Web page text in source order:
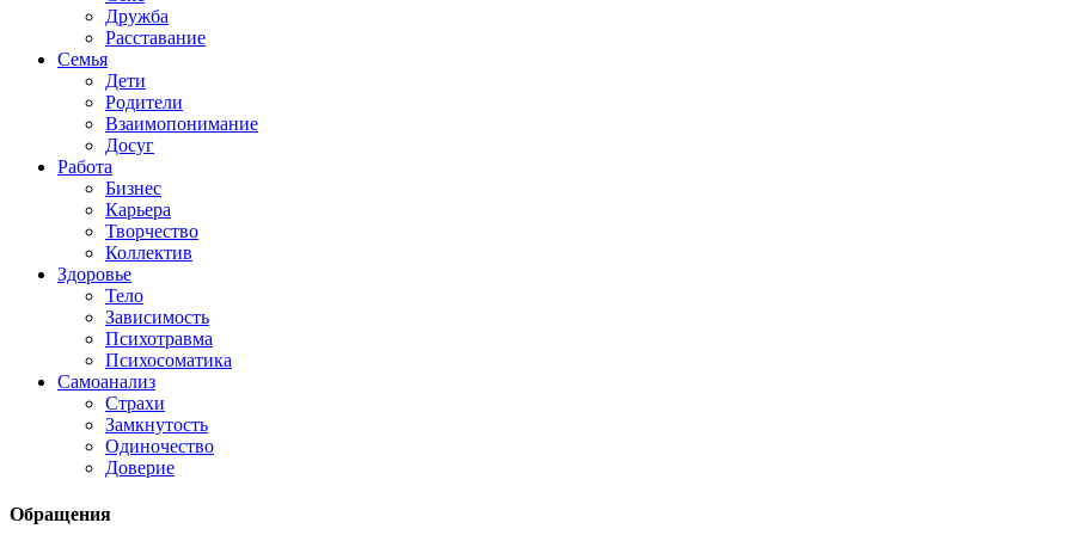
Дружба
Расставание
Семья
Дети
Родители
Взаимопонимание
Досуг
Работа
Бизнес
Карьера
Творчество
Коллектив
Здоровье
Тело
Зависимость
Психотравма
Психосоматика
Самоанализ
Страхи
Замкнутость
Одиночество
Доверие
Обращения